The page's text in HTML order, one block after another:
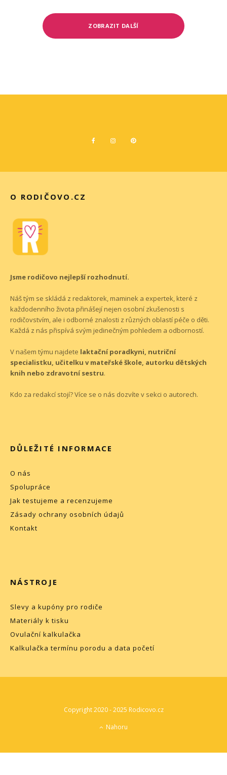
ZOBRAZIT DALŠÍ
O RODIČOVO.CZ
Jsme rodičovo nejlepší rozhodnutí.
Náš tým se skládá z redaktorek, maminek a expertek, které z
každodenního života přinášejí nejen osobní zkušenosti s
rodičovstvím, ale i odborné znalosti z různých oblastí péče o děti.
Každá z nás přispívá svým jedinečným pohledem a odborností.
V našem týmu najdete laktační poradkyni, nutriční
specialistku, učitelku v mateřské škole, autorku dětských
knih nebo zdravotní sestru.
Kdo za redakcí stojí? Více se o nás dozvíte v sekci o autorech.
DŮLEŽITÉ INFORMACE
O nás
Spolupráce
Jak testujeme a recenzujeme
Zásady ochrany osobních údajů
Kontakt
NÁSTROJE
Slevy a kupóny pro rodiče
Materiály k tisku
Ovulační kalkulačka
Kalkulačka termínu porodu a data početí
Copyright 2020 - 2025 Rodicovo.cz
Nahoru